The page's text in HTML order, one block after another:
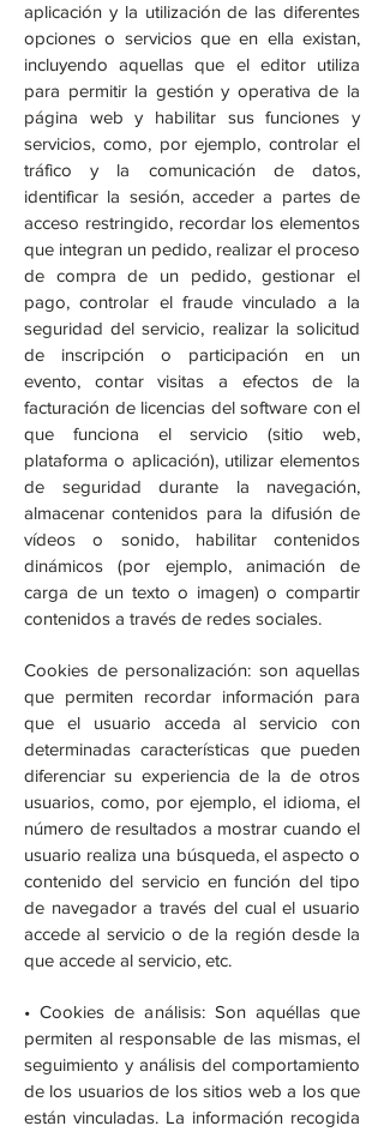
aplicación y la utilización de las diferentes
opciones o servicios que en ella existan,
incluyendo aquellas que el editor utiliza
para permitir la gestión y operativa de la
página web y habilitar sus funciones y
servicios, como, por ejemplo, controlar el
tráfico y la comunicación de datos,
identificar la sesión, acceder a partes de
acceso restringido, recordar los elementos
que integran un pedido, realizar el proceso
de compra de un pedido, gestionar el
pago, controlar el fraude vinculado a la
seguridad del servicio, realizar la solicitud
de inscripción o participación en un
evento, contar visitas a efectos de la
facturación de licencias del software con el
que funciona el servicio (sitio web,
plataforma o aplicación), utilizar elementos
de seguridad durante la navegación,
almacenar contenidos para la difusión de
vídeos o sonido, habilitar contenidos
dinámicos (por ejemplo, animación de
carga de un texto o imagen) o compartir
contenidos a través de redes sociales.
Cookies de personalización: son aquellas
que permiten recordar información para
que el usuario acceda al servicio con
determinadas características que pueden
diferenciar su experiencia de la de otros
usuarios, como, por ejemplo, el idioma, el
número de resultados a mostrar cuando el
usuario realiza una búsqueda, el aspecto o
contenido del servicio en función del tipo
de navegador a través del cual el usuario
accede al servicio o de la región desde la
que accede al servicio, etc.
• Cookies de análisis: Son aquéllas que
permiten al responsable de las mismas, el
seguimiento y análisis del comportamiento
de los usuarios de los sitios web a los que
están vinculadas. La información recogida